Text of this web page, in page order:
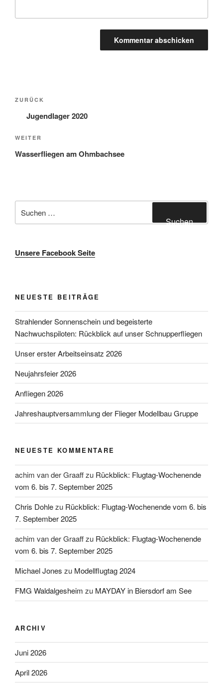
Beitragsnavigation
Vorheriger
Beitrag
ZURÜCK
Jugendlager 2020
Nächster
Beitrag
WEITER
Wasserfliegen am Ohmbachsee
nach:
Suchen
Unsere Facebook Seite
NEUESTE BEITRÄGE
Strahlender Sonnenschein und begeisterte
Nachwuchspiloten: Rückblick auf unser Schnupperfliegen
Unser erster Arbeitseinsatz 2026
Neujahrsfeier 2026
Anfliegen 2026
Jahreshauptversammlung der Flieger Modellbau Gruppe
NEUESTE KOMMENTARE
achim van der Graaffzu Rückblick: Flugtag-Wochenende
vom 6. bis 7. September 2025
Chris Dohlezu Rückblick: Flugtag-Wochenende vom 6. bis
7. September 2025
achim van der Graaffzu Rückblick: Flugtag-Wochenende
vom 6. bis 7. September 2025
Michael Jones zu Modellflugtag 2024
FMG Waldalgesheim zu MAYDAY in Biersdorf am See
ARCHIV
Juni 2026
April 2026